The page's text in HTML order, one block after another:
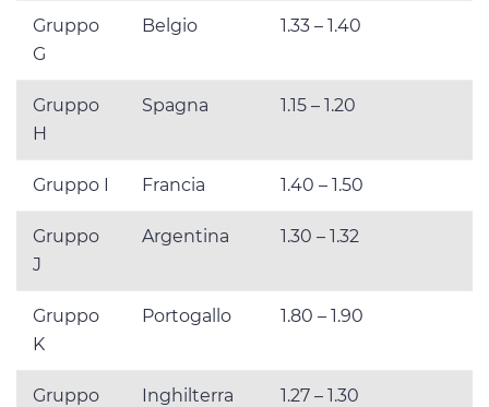
Gruppo
G
Belgio 1.33 – 1.40
Gruppo
H
Spagna 1.15 – 1.20
Gruppo I Francia 1.40 – 1.50
Gruppo
J
Argentina 1.30 – 1.32
Gruppo
K
Portogallo 1.80 – 1.90
Gruppo
Inghilterra 1.27 – 1.30